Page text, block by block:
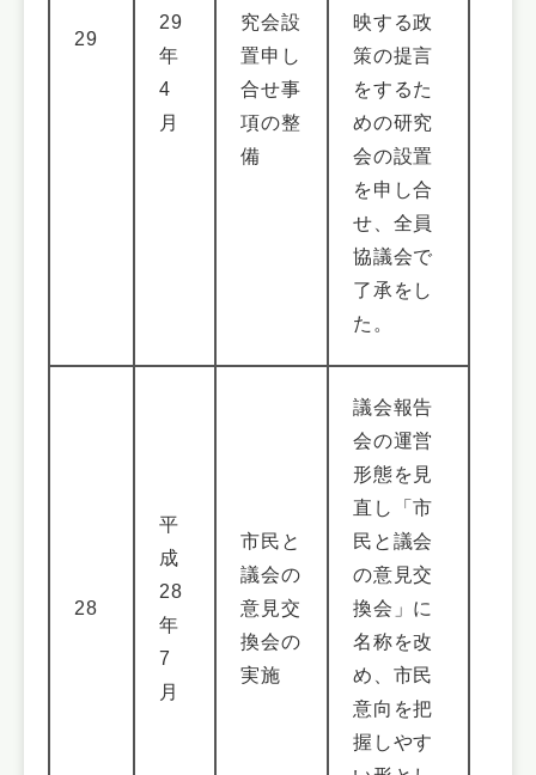
29
29
年
4
月
究会設
置申し
合せ事
項の整
備
映する政
策の提言
をするた
めの研究
会の設置
を申し合
せ、全員
協議会で
了承をし
た。
28
平
成
28
年
7
月
市民と
議会の
意見交
換会の
実施
議会報告
会の運営
形態を見
直し「市
民と議会
の意見交
換会」に
名称を改
め、市民
意向を把
握しやす